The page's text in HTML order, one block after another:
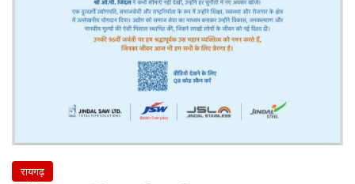
रायगढ़